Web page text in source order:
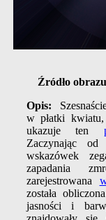
Źródło
Opis:
w płatki
ukazuje ten
Zaczynając
wskazówek
zapadania
zarejestrowana
została
jasności i